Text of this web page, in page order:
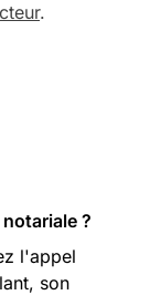
.
?
l'appel
son